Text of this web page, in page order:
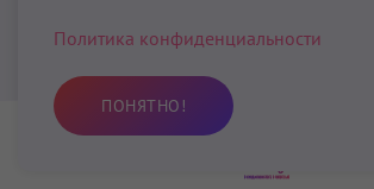
Читать далее...
Политика конфиденциальности
ПОНЯТНО!